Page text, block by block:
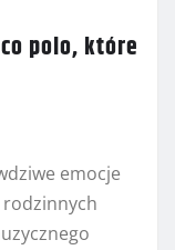
polo, które
emocje